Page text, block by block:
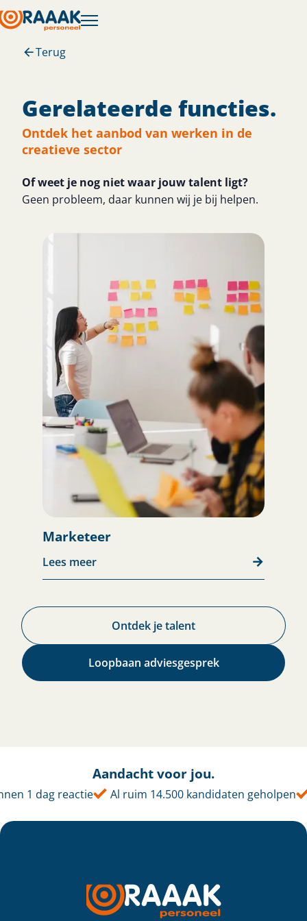
Terug
Gerelateerde functies.
Ontdek het aanbod van werken in de
creatieve sector
Of weet je nog niet waar jouw talent ligt?​
Geen probleem, daar kunnen wij je bij helpen.
Marketeer
Lees meer
Ontdek je talent​
Loopbaan adviesgesprek
Aandacht voor jou.
1 dag reactie Al ruim 14.500 kandidaten geholpen